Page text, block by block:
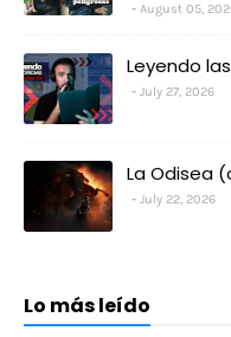
August 05,
Leyendo
July 27, 2026
La Odisea
July 22, 2026
Lo más leído